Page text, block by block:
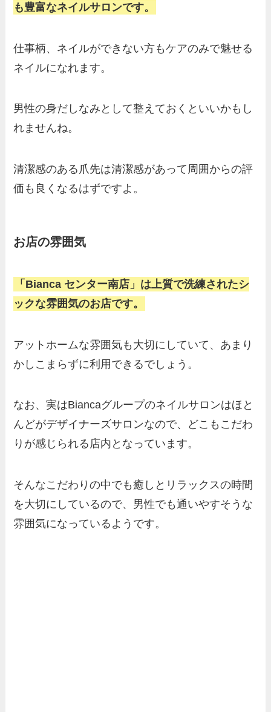
も豊富なネイルサロンです。
仕事柄、ネイルができない方もケアのみで魅せる
ネイルになれます。
男性の身だしなみとして整えておくといいかもし
れませんね。
清潔感のある爪先は清潔感があって周囲からの評
価も良くなるはずですよ。
お店の雰囲気
「Bianca センター南店」は上質で洗練されたシ
ックな雰囲気のお店です。
アットホームな雰囲気も大切にしていて、あまり
かしこまらずに利用できるでしょう。
なお、実はBiancaグループのネイルサロンはほと
んどがデザイナーズサロンなので、どこもこだわ
りが感じられる店内となっています。
そんなこだわりの中でも癒しとリラックスの時間
を大切にしているので、男性でも通いやすそうな
雰囲気になっているようです。